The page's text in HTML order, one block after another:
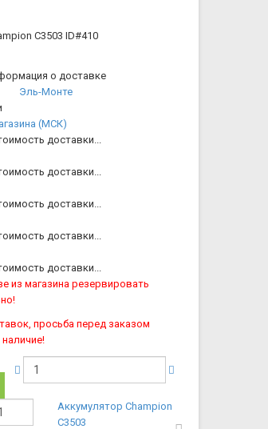
C3503 ID#410
о доставке
Эль-Монте
(МСК)
доставки...
доставки...
доставки...
доставки...
доставки...
из магазина резервировать
просьба перед заказом
Аккумулятор Champion
C3503